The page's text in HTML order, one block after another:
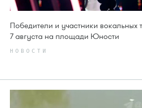
Победители и участники
7 августа на площади Юности
НОВОСТИ